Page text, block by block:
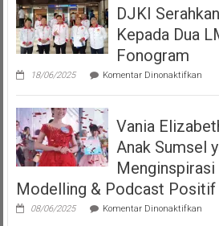
DJKI
Kepada Dua
Fonogram
18/06/2025 Komentar Dinonaktifkanpada
Dua
LMK
Vania
Anak Sumsel
Modelling & Podcast Positif
08/06/2025 Komentar Dinonaktifkanpada